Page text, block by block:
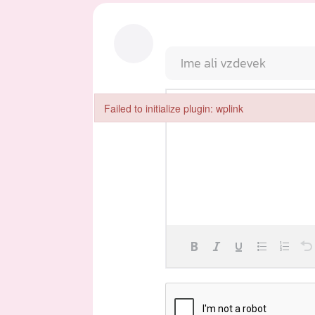
Failed to initialize plugin: wplink
Failed to initialize plugin: wplink